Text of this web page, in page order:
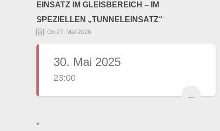
EINSATZ IM GLEISBEREICH – IM
SPEZIELLEN „TUNNELEINSATZ“
On 27. Mai 2026
30. Mai 2025
23:00
...
*